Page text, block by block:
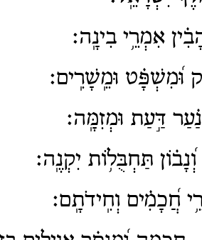
אִמְרֵ֥י בִינָֽה׃
וּמֵֽשָׁרִֽים׃
דַּ֣עַת וּמְזִמָּֽה׃
תַּחְבֻּל֥וֹת יִקְנֶֽה׃
חֲ֝כָמִ֗ים וְחִֽידֹתָֽם׃